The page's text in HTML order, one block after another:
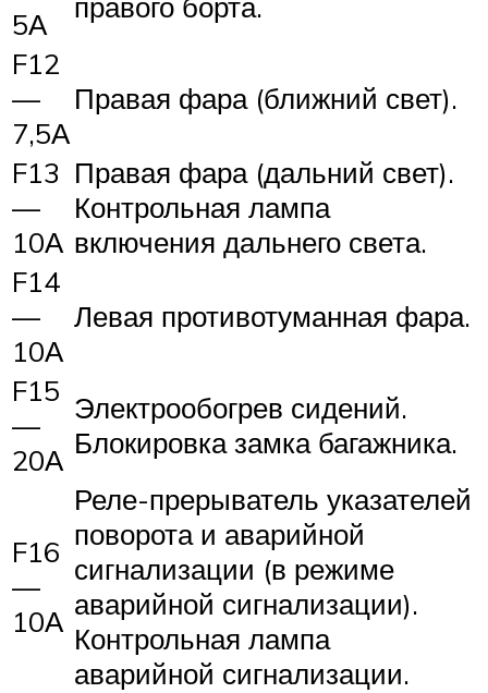
5А
правого борта.
F12
—
7,5А
Правая фара (ближний свет).
F13
—
10А
Правая фара (дальний свет).
Контрольная лампа
включения дальнего света.
F14
—
10А
Левая противотуманная фара.
F15
—
20А
Электрообогрев сидений.
Блокировка замка багажника.
F16
—
10А
Реле-прерыватель указателей
поворота и аварийной
сигнализации (в режиме
аварийной сигнализации).
Контрольная лампа
аварийной сигнализации.